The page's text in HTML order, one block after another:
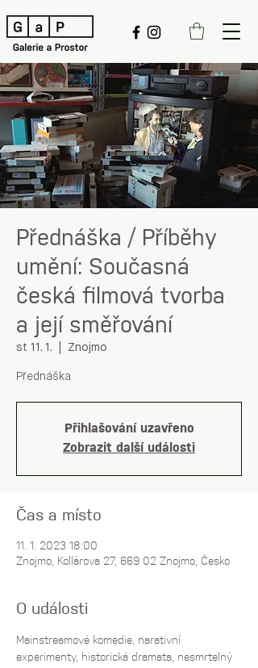
Přednáška / Příběhy
umění: Současná
česká filmová tvorba
a její směřování
st 11. 1. Znojmo
Přednáška
Přihlašování uzavřeno
Zobrazit další události
Čas a místo
11. 1. 2023 18:00
Znojmo, Kollárova 27, 669 02 Znojmo, Česko
O události
Mainstreamové komedie, narativní
experimenty, historická dramata, nesmrtelný